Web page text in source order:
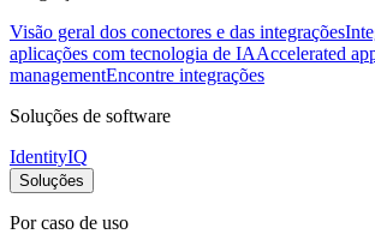
Visão geral dos conectores e das integrações
aplicações com tecnologia de IAAccelerated
managementEncontre integrações
Soluções de software
IdentityIQ
Soluções
Por caso de uso